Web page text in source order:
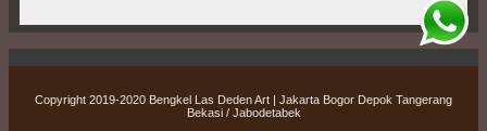
Copyright 2019-2020 Bengkel Las Deden Art | Jakarta Bogor Depok Tangerang
Bekasi / Jabodetabek